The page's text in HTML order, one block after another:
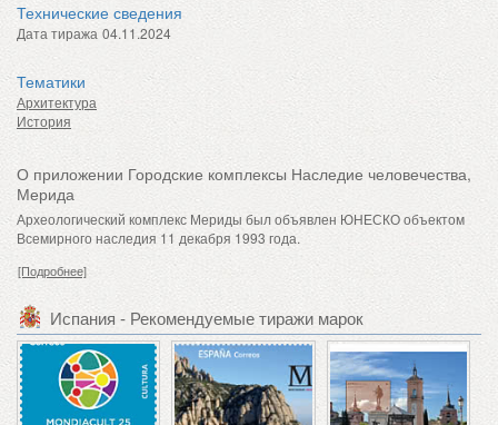
Технические сведения
Дата тиража 04.11.2024
Тематики
Архитектура
История
О приложении Городские комплексы Наследие человечества,
Мерида
Археологический комплекс Мериды был объявлен ЮНЕСКО объектом
Всемирного наследия 11 декабря 1993 года.
[Подробнее]
Испания - Рекомендуемые тиражи марок